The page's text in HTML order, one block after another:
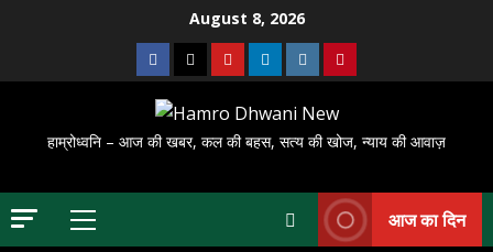
August 8, 2026
Facebook
X YoutubeLinkedinInstagramPinterest
हाम्रोध्वनि – आज की खबर, कल की बहस, सत्य की खोज, न्याय की आवाज़
Primary
आज का दिन